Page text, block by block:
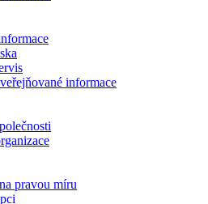
informace
pravou míru